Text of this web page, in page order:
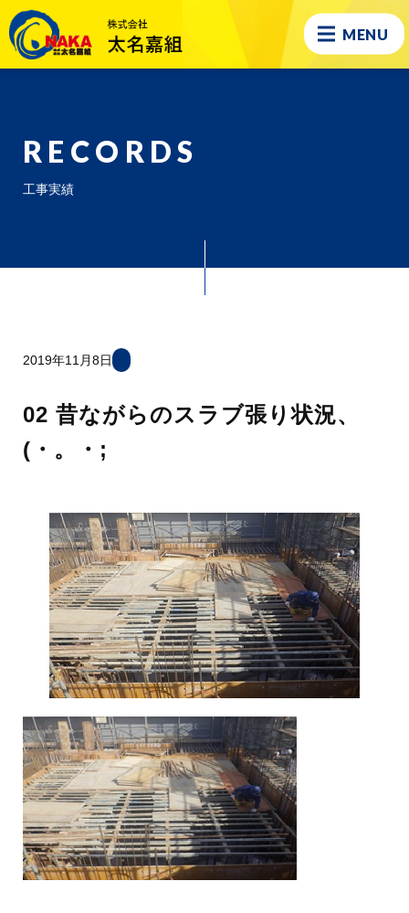
MENU
RECORDS
工事実績
2019年11月8日
02 昔ながらのスラブ張り状況、
(・。・;